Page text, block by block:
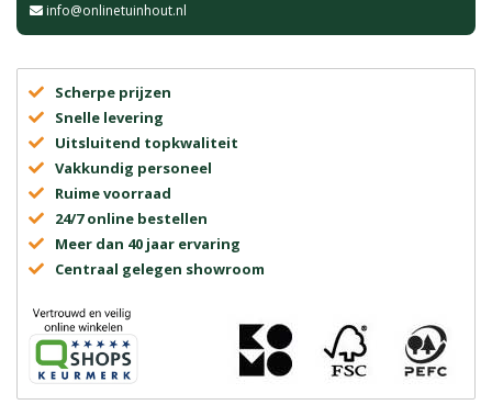
info@onlinetuinhout.nl
Scherpe prijzen
Snelle levering
Uitsluitend topkwaliteit
Vakkundig personeel
Ruime voorraad
24/7 online bestellen
Meer dan 40 jaar ervaring
Centraal gelegen showroom